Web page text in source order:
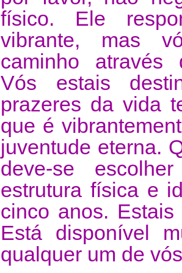
físico. Ele
vibrante, mas
caminho através
Vós estais
prazeres da vida
que é
juventude eterna.
deve-se
estrutura física e
cinco anos.
Está disponível
qualquer um de